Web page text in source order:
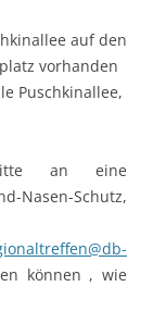
auf den
vorhanden
Puschkinallee,
an eine
Nasen-Schutz,
können , wie